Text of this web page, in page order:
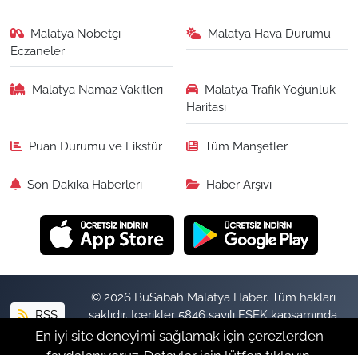
Malatya Nöbetçi
Eczaneler
Malatya Hava Durumu
Malatya Namaz Vakitleri
Malatya Trafik Yoğunluk
Haritası
Puan Durumu ve Fikstür Tüm Manşetler
Son Dakika Haberleri Haber Arşivi
RSS
© 2026 BuSabah Malatya Haber. Tüm hakları
saklıdır. İçerikler 5846 sayılı FSEK kapsamında
izinsiz kopyalanamaz.
En iyi site deneyimi sağlamak için çerezlerden